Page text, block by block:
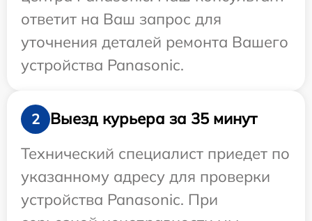
ответит на Ваш запрос для
уточнения деталей ремонта Вашего
устройства Panasonic.
2
Выезд курьера за 35 минут
Технический специалист приедет по
указанному адресу для проверки
устройства Panasonic. При